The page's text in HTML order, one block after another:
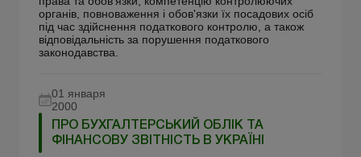
органів, повноваження і обов'язки їх посадових осіб
під час здійснення податкового контролю, а також
відповідальність за порушення податкового
законодавства.
01 января
2000
ПРО БУХГАЛТЕРСЬКИЙ ОБЛІК ТА
ФІНАНСОВУ ЗВІТНІСТЬ В УКРАЇНІ